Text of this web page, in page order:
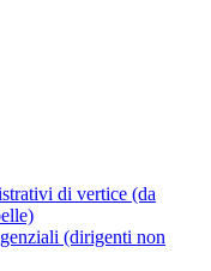
di vertice (da
(dirigenti non